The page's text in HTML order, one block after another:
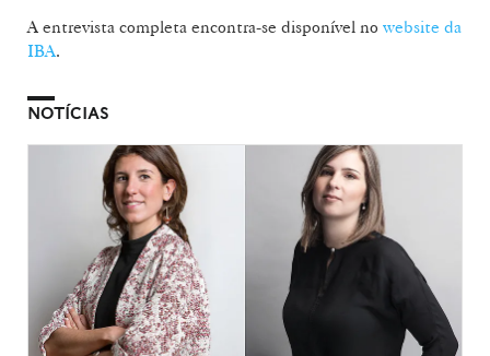
A entrevista completa encontra-se disponível no website da
IBA.
NOTÍCIAS